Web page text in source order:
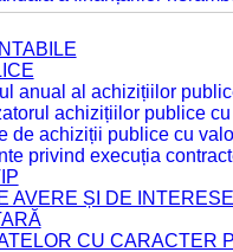
anual al achizițiilor
achizițiilor publice
de achiziții publice cu
privind execuția
AVERE ȘI DE INTERESE
CU CARACTER